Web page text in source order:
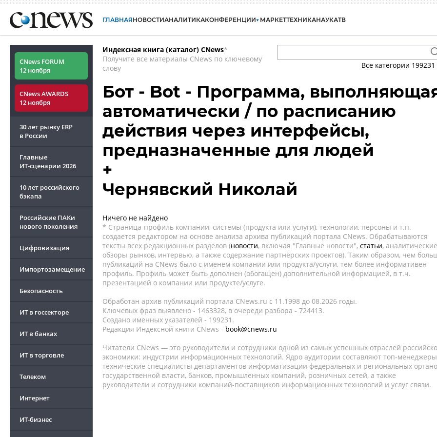
ГЛАВНАЯНОВОСТИАНАЛИТИКАКОНФЕРЕНЦИИ МАРКЕТТЕХНИКАНАУКАТВ
CNews FORUM
12 ноября
CNews AWARDS
12 ноября
30 лет рынку ERP
в России
Главные
ИТ-сценарии 2026
10 лет российского
бэкапа
Российские ПАКи
нового поколения
Цифровизация
Импортозамещение
Безопасность
ИТ в госсекторе
ИТ в банках
ИТ в торговле
Телеком
Интернет
ИТ-бизнес
Индексная книга (каталог) CNews*
Получите все материалы CNews по ключевому
слову
Все категории 199231
Бот - Bot - Программа,
автоматически / по расписанию
действия через интерфейсы,
предназначенные для людей
+
Чернявский Николай
Ничего не найдено
* Страница-профиль компании, системы (продукта или услуги), технологии, персоны и т.п.
создается редактором на основе анализа архива публикаций портала CNews. Обрабатываются
тексты всех редакционных разделов (новости, включая "Главные новости", статьи, аналитические
обзоры рынков, интервью, а также содержание партнёрских проектов). Таким образом, чем
публикаций на CNews было с именем компании или продукта/услуги, тем более информативен
профиль. Профиль может быть дополнен (обогащен) дополнительной информацией, в т.ч.
презентацией о компании или продукте/услуге.
Обработан архив публикаций портала CNews.ru c 11.1998 до 08.2026 годы.
Ключевых фраз выявлено - 1463328, в очереди разбора - 724413.
Создано именных указателей - 199231.
Редакция Индексной книги CNews - book@cnews.ru
Читатели CNews — это руководители и сотрудники одной из самых успешных отраслей
экономики: индустрии информационных технологий. Ядро аудитории составляют топ-
технические специалисты департаментов информатизации федеральных и региональных
государственной власти, банков, промышленных компаний, розничных сетей, а также
руководители и сотрудники компаний-поставщиков информационных технологий и услуг связи.